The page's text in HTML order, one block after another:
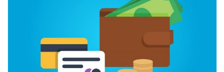
Смотреть проект